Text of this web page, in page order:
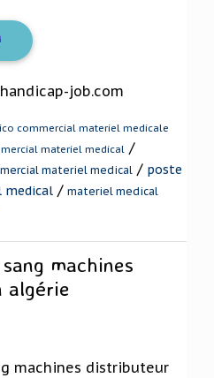
job.com
commercial materiel medicale
materiel medical /
materiel medical / poste
medical / materiel medical
machines
algérie
machines distributeur